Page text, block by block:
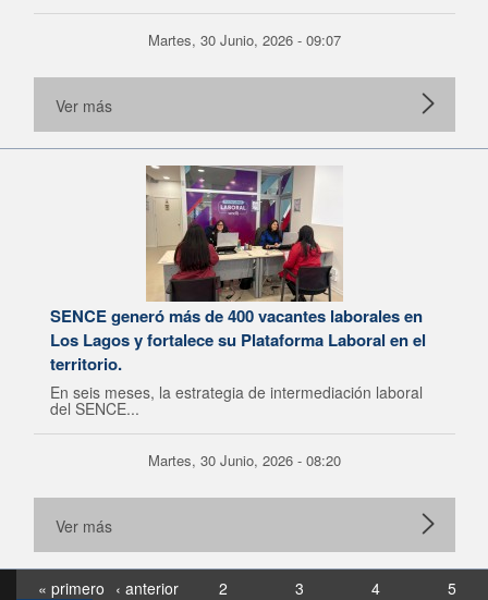
Martes, 30 Junio, 2026 - 09:07
Ver más
SENCE generó más de 400 vacantes laborales en
Los Lagos y fortalece su Plataforma Laboral en el
territorio.
En seis meses, la estrategia de intermediación laboral
del SENCE...
Martes, 30 Junio, 2026 - 08:20
Ver más
« primero ‹ anterior 2 3 4
5